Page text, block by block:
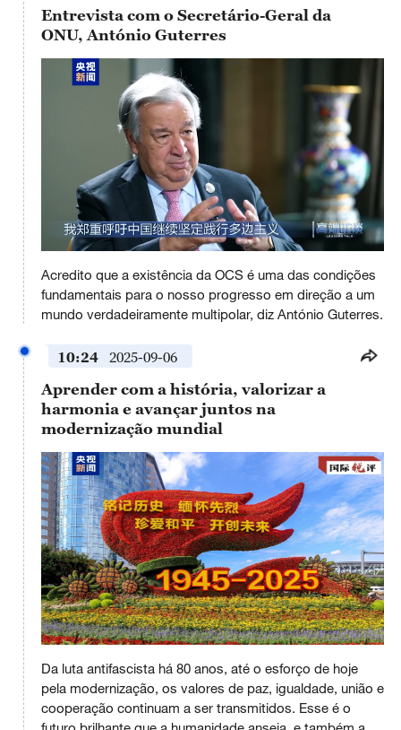
Entrevista com o Secretário-Geral da
ONU, António Guterres
a
modal
window.
No compatible source was found for this media.
Acredito que a existência da OCS é uma das condições
fundamentais para o nosso progresso em direção a um
mundo verdadeiramente multipolar, diz António Guterres.
10:24 2025-09-06
Aprender com a história, valorizar a
harmonia e avançar juntos na
modernização mundial
a
modal
window.
No compatible source was found for this media.
Da luta antifascista há 80 anos, até o esforço de hoje
pela modernização, os valores de paz, igualdade, união e
cooperação continuam a ser transmitidos. Esse é o